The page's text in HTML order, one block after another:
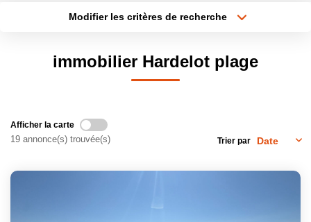
Modifier les critères de recherche
immobilier Hardelot plage
Afficher la carte
19 annonce(s) trouvée(s) Trier par